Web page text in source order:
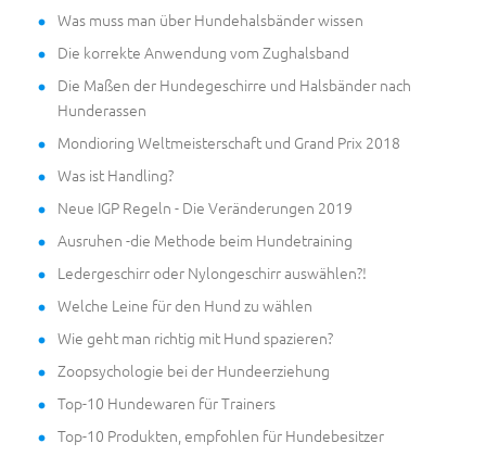
Was muss man über Hundehalsbänder wissen
Die korrekte Anwendung vom Zughalsband
Die Maßen der Hundegeschirre und Halsbänder nach
Hunderassen
Mondioring Weltmeisterschaft und Grand Prix 2018
Was ist Handling?
Neue IGP Regeln - Die Veränderungen 2019
Ausruhen -die Methode beim Hundetraining
Ledergeschirr oder Nylongeschirr auswählen?!
Welche Leine für den Hund zu wählen
Wie geht man richtig mit Hund spazieren?
Zoopsychologie bei der Hundeerziehung
Top-10 Hundewaren für Trainers
Top-10 Produkten, empfohlen für Hundebesitzer